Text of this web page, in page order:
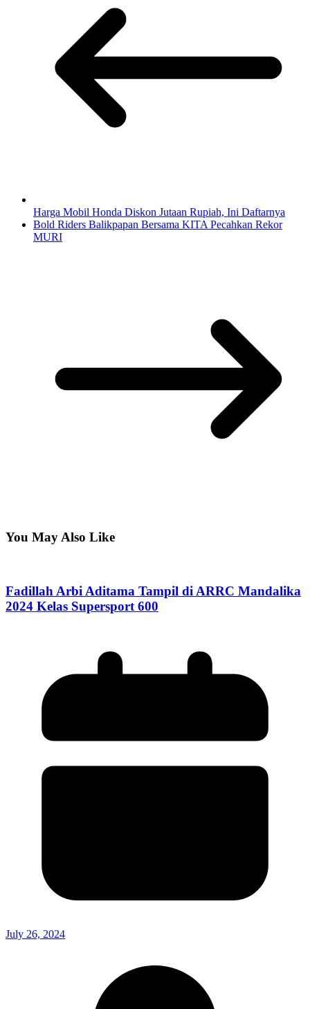
Harga Mobil Honda Diskon Jutaan Rupiah, Ini Daftarnya
Bold Riders Balikpapan Bersama KITA Pecahkan Rekor
MURI
You May Also Like
Fadillah Arbi Aditama Tampil di ARRC Mandalika
2024 Kelas Supersport 600
July 26, 2024